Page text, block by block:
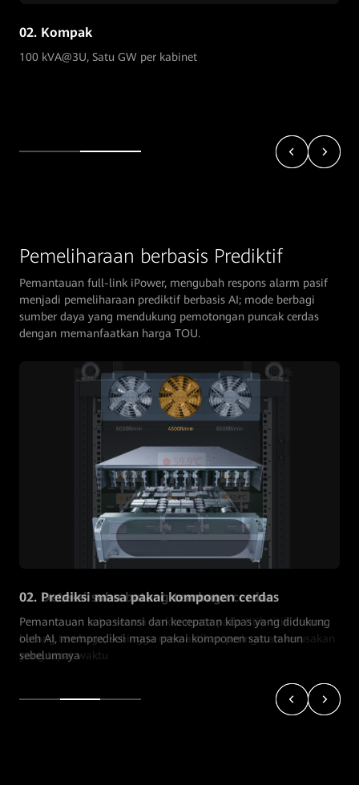
02. Kompak
100 kVA@3U, Satu GW per kabinet
Pemeliharaan berbasis Prediktif
Pemantauan full-link iPower, mengubah respons alarm pasif
menjadi pemeliharaan prediktif berbasis AI; mode berbagi
sumber daya yang mendukung pemotongan puncak cerdas
dengan memanfaatkan harga TOU.
02. Prediksi masa pakai komponen cerdas
Pemantauan kapasitansi dan kecepatan kipas yang didukung
oleh AI, memprediksi masa pakai komponen satu tahun
sebelumnya